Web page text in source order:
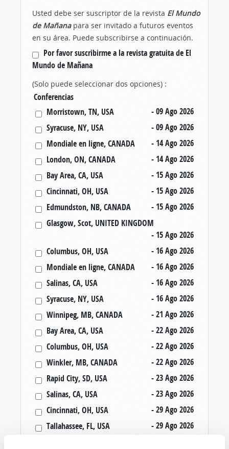
Usted debe ser suscriptor de la revista El Mundo
de Mañanapara ser invitado a futuros eventos
en su área. Puede subscribirse a continuación.
Por favor suscribirme a la revista gratuita de El
Mundo de Mañana
(Solo puede seleccionar dos opciones) :
Conferencias
Morristown, TN, USA
- 09 Ago 2026
Syracuse, NY, USA
- 09 Ago 2026
Mondiale en ligne, CANADA
- 14 Ago 2026
London, ON, CANADA
- 14 Ago 2026
Bay Area, CA, USA
- 15 Ago 2026
Cincinnati, OH, USA
- 15 Ago 2026
Edmundston, NB, CANADA
- 15 Ago 2026
Glasgow, Scot, UNITED KINGDOM
- 15 Ago 2026
Columbus, OH, USA
- 16 Ago 2026
Mondiale en ligne, CANADA
- 16 Ago 2026
Salinas, CA, USA
- 16 Ago 2026
Syracuse, NY, USA
- 16 Ago 2026
Winnipeg, MB, CANADA
- 21 Ago 2026
Bay Area, CA, USA
- 22 Ago 2026
Columbus, OH, USA
- 22 Ago 2026
Winkler, MB, CANADA
- 22 Ago 2026
Rapid City, SD, USA
- 23 Ago 2026
Salinas, CA, USA
- 23 Ago 2026
Cincinnati, OH, USA
- 29 Ago 2026
Tallahassee, FL, USA
- 29 Ago 2026